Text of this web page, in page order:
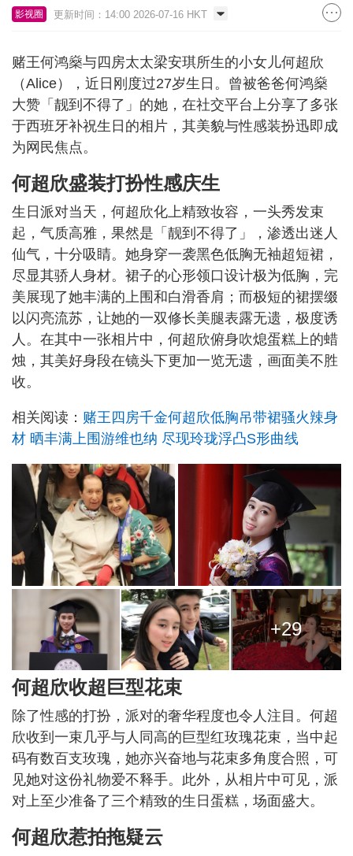
影视圈 更新时间：14:00 2026-07-16 HKT
赌王何鸿燊与四房太太梁安琪所生的小女儿何超欣
（Alice），近日刚度过27岁生日。曾被爸爸何鸿燊
大赞「靓到不得了」的她，在社交平台上分享了多张
于西班牙补祝生日的相片，其美貌与性感装扮迅即成
为网民焦点。
何超欣盛装打扮性感庆生
生日派对当天，何超欣化上精致妆容，一头秀发束
起，气质高雅，果然是「靓到不得了」，渗透出迷人
仙气，十分吸睛。她身穿一袭黑色低胸无袖超短裙，
尽显其骄人身材。裙子的心形领口设计极为低胸，完
美展现了她丰满的上围和白滑香肩；而极短的裙摆缀
以闪亮流苏，让她的一双修长美腿表露无遗，极度诱
人。在其中一张相片中，何超欣俯身吹熄蛋糕上的蜡
烛，其美好身段在镜头下更加一览无遗，画面美不胜
收。
相关阅读： 赌王四房千金何超欣低胸吊带裙骚火辣身
材 晒丰满上围游维也纳 尽现玲珑浮凸S形曲线
+29
何超欣收超巨型花束
除了性感的打扮，派对的奢华程度也令人注目。何超
欣收到一束几乎与人同高的巨型红玫瑰花束，当中起
码有数百支玫瑰，她亦兴奋地与花束多角度合照，可
见她对这份礼物爱不释手。此外，从相片中可见，派
对上至少准备了三个精致的生日蛋糕，场面盛大。
何超欣惹拍拖疑云